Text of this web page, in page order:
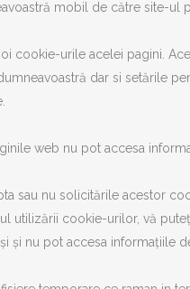
mobil de către site-ul
cookie-urile acelei pagini.
dar si setările
web nu pot accesa
sau nu solicitările acestor
utilizării cookie-urilor, vă
și nu pot accesa informațiile